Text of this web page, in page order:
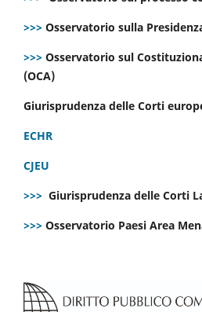
>>> Osservatorio sulla
>>> Osservatorio sul
(OCA)
Giurisprudenza delle Corti
ECHR
CJEU
>>> Giurisprudenza delle Corti
>>> Osservatorio Paesi Area